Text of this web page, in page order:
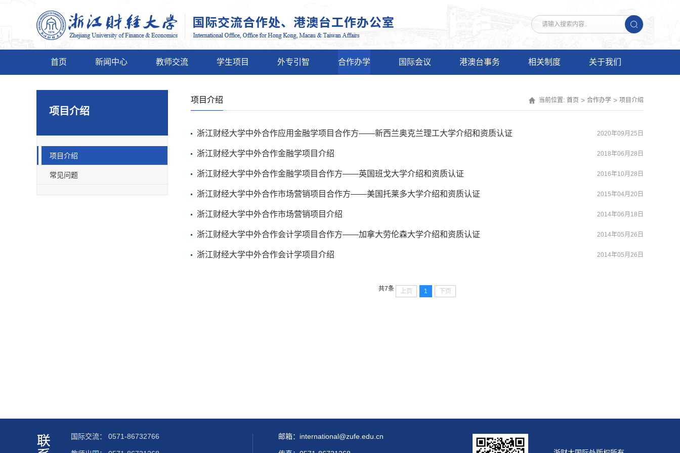
首页 新闻中心 教师交流 学生项目 外专引智 合作办学 国际会议 港澳台事务 相关制度 关于我们
项目介绍
项目介绍
常见问题
项目介绍 当前位置: 首页 > 合作办学 > 项目介绍
浙江财经大学中外合作应用金融学项目合作方——新西兰奥克兰理工大学介绍和资质认证 2020年09月25日
浙江财经大学中外合作金融学项目介绍 2018年06月28日
浙江财经大学中外合作金融学项目合作方——英国班戈大学介绍和资质认证 2016年10月28日
浙江财经大学中外合作市场营销项目合作方——美国托莱多大学介绍和资质认证 2015年04月20日
浙江财经大学中外合作市场营销项目介绍 2014年06月18日
浙江财经大学中外合作会计学项目合作方——加拿大劳伦森大学介绍和资质认证 2014年05月26日
浙江财经大学中外合作会计学项目介绍 2014年05月26日
共7条 上页 1 下页
国际交流： 0571-86732766 邮箱：international@zufe.edu.cn